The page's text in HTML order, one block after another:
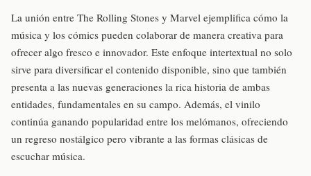
La unión entre The Rolling Stones y Marvel ejemplifica cómo la
música y los cómics pueden colaborar de manera creativa para
ofrecer algo fresco e innovador. Este enfoque intertextual no solo
sirve para diversificar el contenido disponible, sino que también
presenta a las nuevas generaciones la rica historia de ambas
entidades, fundamentales en su campo. Además, el vinilo
continúa ganando popularidad entre los melómanos, ofreciendo
un regreso nostálgico pero vibrante a las formas clásicas de
escuchar música.